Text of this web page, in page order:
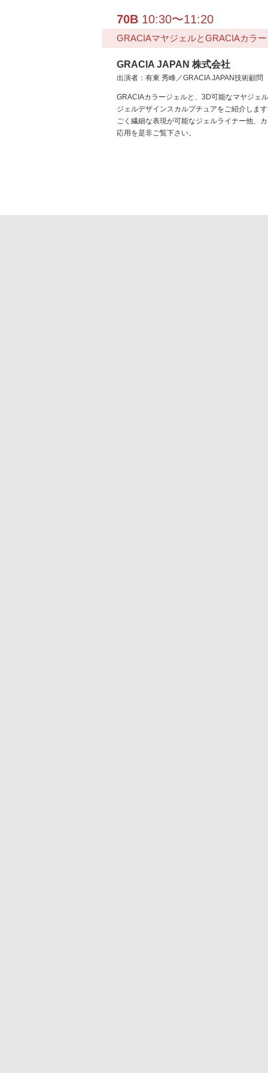
70B 10:30〜11:20
GRACIAマヤジェルとGRACIAカラ
GRACIA JAPAN 株式会社
出演者：有東 秀峰／GRACIA JAPAN技術顧問
GRACIAカラージェルと、3D可能なマヤジェ
ジェルデザインスカルプチュアをご紹介しま
ごく繊細な表現が可能なジェルライナー他、
応用を是非ご覧下さい。